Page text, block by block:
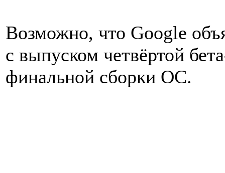
Возможно, что Google
с выпуском четвёртой
финальной сборки ОС.